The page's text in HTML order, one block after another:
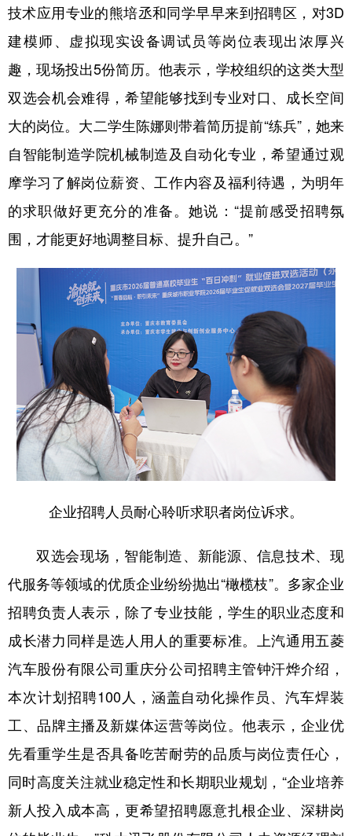
技术应用专业的熊培丞和同学早早来到招聘区，对3D
建模师、虚拟现实设备调试员等岗位表现出浓厚兴
趣，现场投出5份简历。他表示，学校组织的这类大型
双选会机会难得，希望能够找到专业对口、成长空间
大的岗位。大二学生陈娜则带着简历提前“练兵”，她来
自智能制造学院机械制造及自动化专业，希望通过观
摩学习了解岗位薪资、工作内容及福利待遇，为明年
的求职做好更充分的准备。她说：“提前感受招聘氛
围，才能更好地调整目标、提升自己。”
企业招聘人员耐心聆听求职者岗位诉求。
双选会现场，智能制造、新能源、信息技术、现
代服务等领域的优质企业纷纷抛出“橄榄枝”。多家企业
招聘负责人表示，除了专业技能，学生的职业态度和
成长潜力同样是选人用人的重要标准。上汽通用五菱
汽车股份有限公司重庆分公司招聘主管钟汗烨介绍，
本次计划招聘100人，涵盖自动化操作员、汽车焊装
工、品牌主播及新媒体运营等岗位。他表示，企业优
先看重学生是否具备吃苦耐劳的品质与岗位责任心，
同时高度关注就业稳定性和长期职业规划，“企业培养
新人投入成本高，更希望招聘愿意扎根企业、深耕岗